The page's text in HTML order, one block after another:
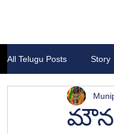
All Telugu Posts Story
మౌన